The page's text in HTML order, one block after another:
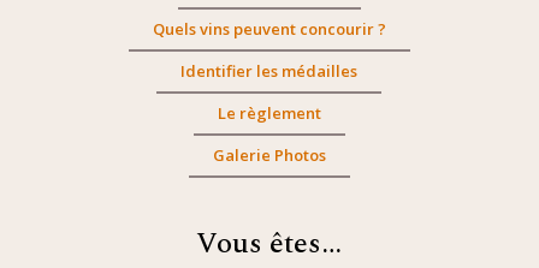
Quels vins peuvent concourir ?
Identifier les médailles
Le règlement
Galerie Photos
Vous êtes…